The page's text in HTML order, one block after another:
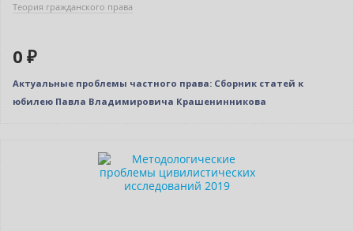
Теория гражданского права
0 ₽
Актуальные проблемы частного права: Сборник статей к
юбилею Павла Владимировича Крашенинникова